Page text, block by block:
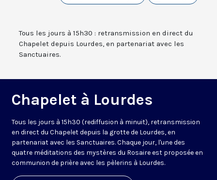
Tous les jours à 15h30 : retransmission en direct du
Chapelet depuis Lourdes, en partenariat avec les
Sanctuaires.
Chapelet à Lourdes
Tous les jours à 15h30 (rediffusion à minuit), retransmission
en direct du Chapelet depuis la grotte de Lourdes, en
partenariat avec les Sanctuaires. Chaque jour, l'une des
quatre méditations des mystères du Rosaire est proposée en
communion de prière avec les pèlerins à Lourdes.